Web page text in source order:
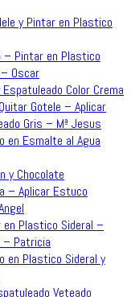
y Pintar en Plastico
– Pintar en Plastico
Oscar
Color Crema
Gotele – Aplicar
Gris – Mª Jesus
en Esmalte al Agua
y Chocolate
– Aplicar Estuco
Plastico Sideral –
– Patricia
en Plastico Sideral y
Veteado